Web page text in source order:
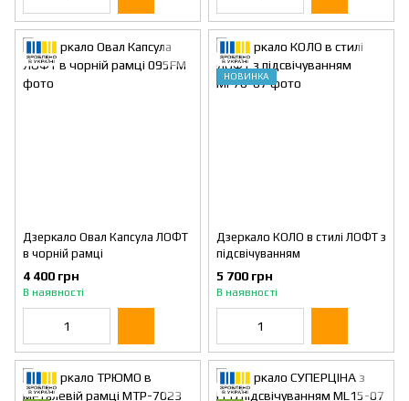
Дзеркало Овал Капсула ЛОФТ
в чорній рамці
4 400 грн
В наявності
НОВИНКА
Дзеркало КОЛО в стилі ЛОФТ з
підсвічуванням
5 700 грн
В наявності